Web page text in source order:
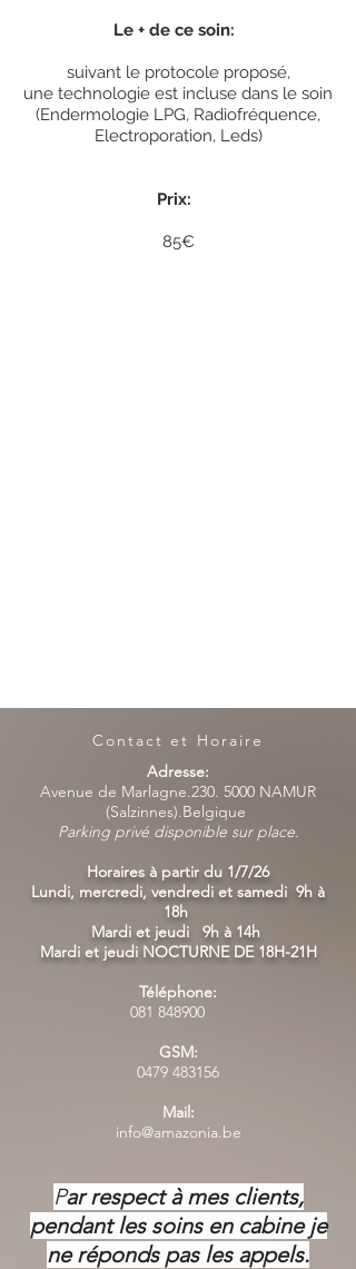
Le + de ce soin:
suivant le protocole proposé,
une technologie est incluse dans le soin
(Endermologie LPG, Radiofréquence,
Electroporation, Leds)
Prix:
85€
Contact et Horaire
Adresse:
Avenue de Marlagne.230. 5000 NAMUR
(Salzinnes).Belgique
Parking privé disponible sur place.
Horaires à partir du 1/7/26
Lundi, mercredi, vendredi et samedi 9h à
18h
Mardi et jeudi 9h à 14h
Mardi et jeudi NOCTURNE DE 18H-21H
Téléphone:
081 848900
GSM:
0479 483156
Mail:
info@amazonia.be
Par respect à mes clients,
pendant les soins en cabine je
ne réponds pas les appels.